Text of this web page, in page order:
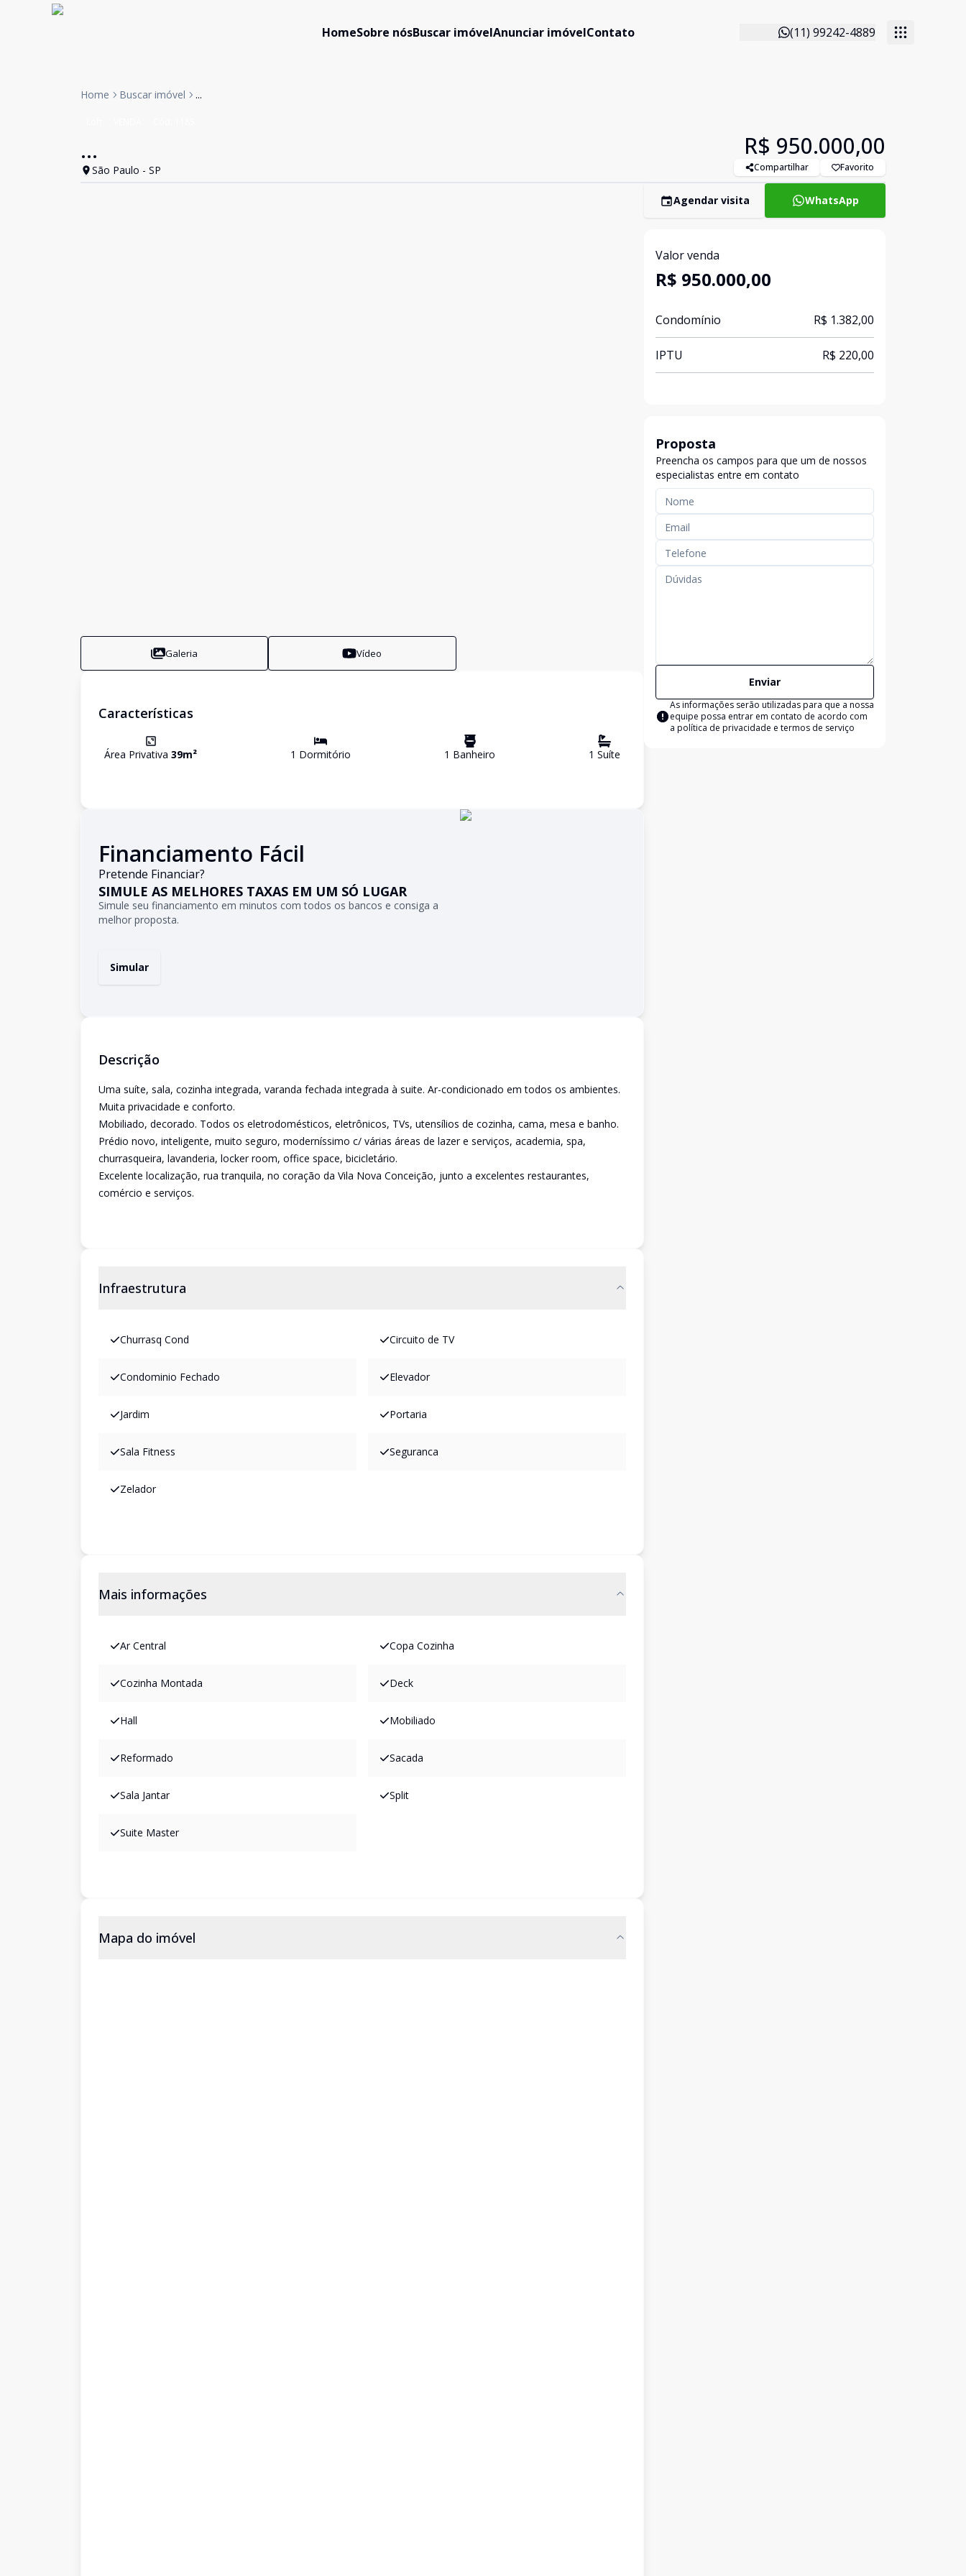
HomeSobre nósBuscar imóvelAnunciar imóvelContato (11) 99242-4889
Home Buscar imóvel ...
...
São Paulo - SP
R$ 950.000,00
Compartilhar Favorito
Galeria Vídeo
Características
Área Privativa 39m² 1 Dormitório 1 Banheiro 1 Suíte
Financiamento Fácil
Pretende Financiar?
SIMULE AS MELHORES TAXAS EM UM SÓ LUGAR
Simule seu financiamento em minutos com todos os bancos e consiga a
melhor proposta.
Simular
Descrição
Uma suíte, sala, cozinha integrada, varanda fechada integrada à suite. Ar-condicionado em todos os ambientes.
Muita privacidade e conforto.
Mobiliado, decorado. Todos os eletrodomésticos, eletrônicos, TVs, utensílios de cozinha, cama, mesa e banho.
Prédio novo, inteligente, muito seguro, moderníssimo c/ várias áreas de lazer e serviços, academia, spa,
churrasqueira, lavanderia, locker room, office space, bicicletário.
Excelente localização, rua tranquila, no coração da Vila Nova Conceição, junto a excelentes restaurantes,
comércio e serviços.
Infraestrutura
Churrasq Cond Circuito de TV
Condominio Fechado Elevador
Jardim Portaria
Sala Fitness Seguranca
Zelador
Mais informações
Ar Central Copa Cozinha
Cozinha Montada Deck
Hall Mobiliado
Reformado Sacada
Sala Jantar Split
Suite Master
Mapa do imóvel
Agendar visita WhatsApp
Valor venda
R$ 950.000,00
Condomínio R$ 1.382,00
IPTU R$ 220,00
Proposta
Preencha os campos para que um de nossos
especialistas entre em contato
Enviar
As informações serão utilizadas para que a nossa
equipe possa entrar em contato de acordo com
a política de privacidade e termos de serviço